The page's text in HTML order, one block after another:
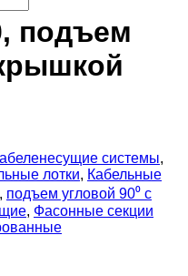
подъем
системы,
лотки, Кабельные
, подъем угловой 90⁰ с
, Фасонные секции